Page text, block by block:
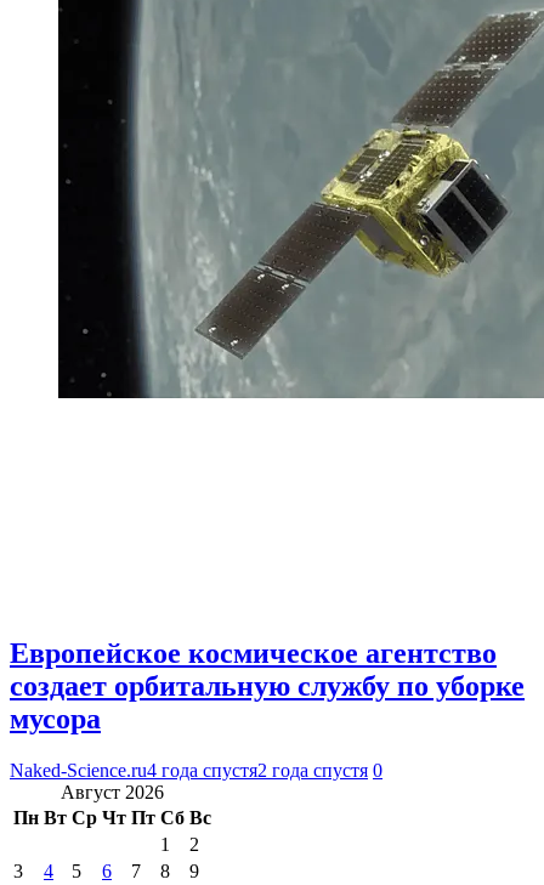
Европейское космическое агентство
создает орбитальную службу по уборке
мусора
Naked-Science.ru4 года спустя2 года спустя 0
Август 2026
Пн Вт Ср Чт Пт Сб Вс
1
2
3
4 5 6 7 8
9